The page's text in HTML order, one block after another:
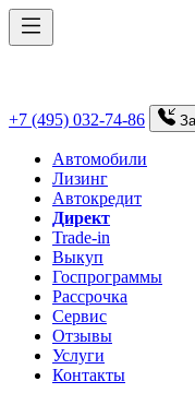
+7 (495) 032-74-86
Автомобили
Лизинг
Автокредит
Директ
Trade-in
Выкуп
Госпрограммы
Рассрочка
Сервис
Отзывы
Услуги
Контакты